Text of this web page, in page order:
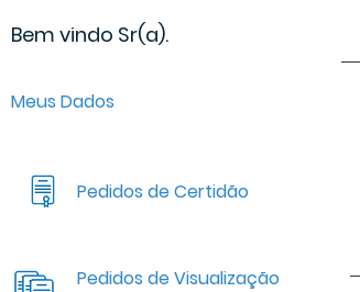
Bem vindo Sr(a).
Meus Dados
Pedidos de Certidão
Pedidos de Visualização